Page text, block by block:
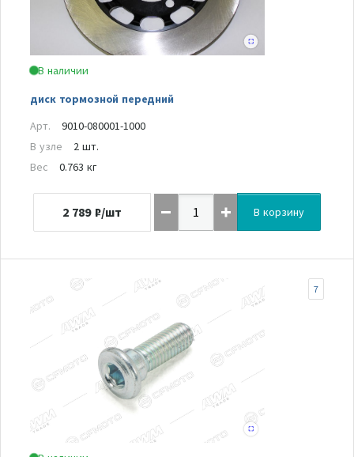
В наличии
диск тормозной передний
Арт.
9010-080001-1000
В узле
2 шт.
Вес
0.763 кг
2 789 ₽/шт В корзину
7